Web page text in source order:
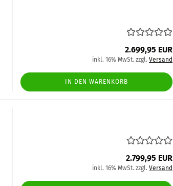
2.699,95 EUR
inkl. 16% MwSt. zzgl. Versand
IN DEN WARENKORB
2.799,95 EUR
inkl. 16% MwSt. zzgl. Versand